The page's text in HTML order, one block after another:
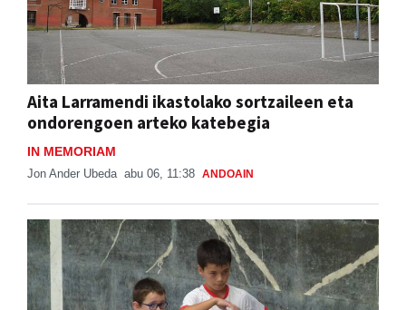
Aita Larramendi ikastolako sortzaileen eta
ondorengoen arteko katebegia
IN MEMORIAM
Jon Ander Ubeda abu 06, 11:38 ANDOAIN